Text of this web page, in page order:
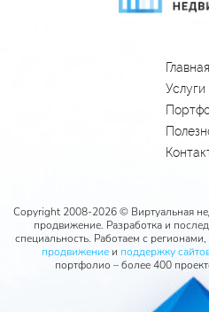
Главная
Услуги
Copyright 2008-2026 © Виртуальная
продвижение. Разработка и
специальность. Работаем с
продвижениеи поддержку
портфолио – более 400